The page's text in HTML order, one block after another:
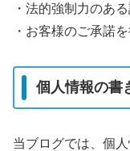
・法的強制力のあ
・お客様のご承諾
個人情報の書
当ブログでは、個